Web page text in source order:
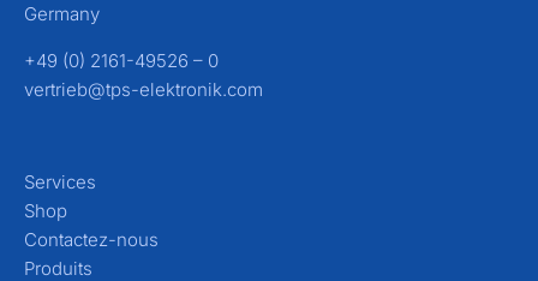
Germany
+49 (0) 2161-49526 – 0
vertrieb@tps-elektronik.com
Services
Shop
Contactez-nous
Produits